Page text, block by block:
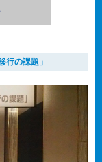
行の課題」